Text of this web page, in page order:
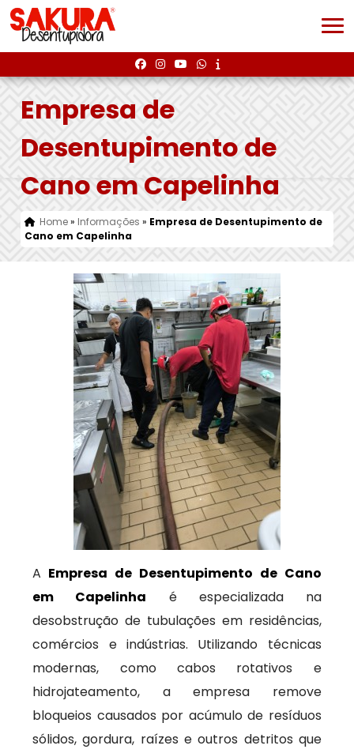
Empresa de
Desentupimento de
Cano em Capelinha
Home» Informações » Empresa de Desentupimento de
Cano em Capelinha
A Empresa de Desentupimento de Cano
em Capelinha é especializada na
desobstrução de tubulações em residências,
comércios e indústrias. Utilizando técnicas
modernas, como cabos rotativos e
hidrojateamento, a empresa remove
bloqueios causados por acúmulo de resíduos
sólidos, gordura, raízes e outros detritos que